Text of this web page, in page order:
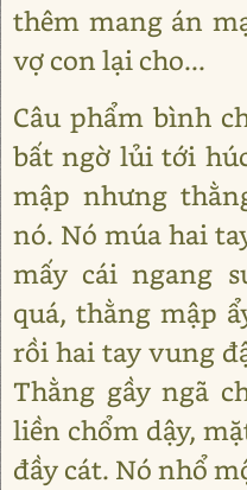
thêm mang án
vợ con lại cho...
Câu phẩm bình
bất ngờ lủi tới
mập nhưng
nó. Nó múa hai
mấy cái ngang
quá, thằng mập
rồi hai tay vung
Thằng gầy ngã
liền chổm dậy,
đầy cát. Nó nhổ